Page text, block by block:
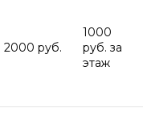
2000 руб.
1000
руб. за
этаж